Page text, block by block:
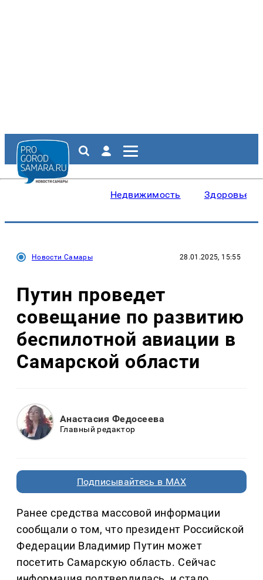
Недвижимость Здоровье
Новости Самары 28.01.2025, 15:55
Путин проведет
совещание по развитию
беспилотной авиации в
Самарской области
Анастасия Федосеева
Главный редактор
Подписывайтесь в MAX
Ранее средства массовой информации
сообщали о том, что президент Российской
Федерации Владимир Путин может
посетить Самарскую область. Сейчас